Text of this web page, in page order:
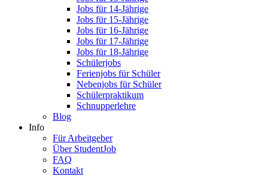
Jobs für 14-Jährige
Jobs für 15-Jährige
Jobs für 16-Jährige
Jobs für 17-Jährige
Jobs für 18-Jährige
Schülerjobs
Ferienjobs für Schüler
Nebenjobs für Schüler
Schülerpraktikum
Schnupperlehre
Blog
Info
Für Arbeitgeber
Über StudentJob
FAQ
Kontakt